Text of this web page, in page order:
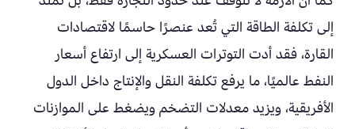
إلى تكلفة الطاقة التي تُعد عنصرًا حاسمًا لاقتصادات
القارة، فقد أدت التوترات العسكرية إلى ارتفاع أسعار
النفط عالميًا، ما يرفع تكلفة النقل والإنتاج داخل الدول
الأفريقية، ويزيد معدلات التضخم ويضغط على الموازنات